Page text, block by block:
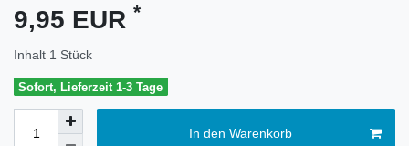
9,95 EUR *
Inhalt 1 Stück
Sofort, Lieferzeit 1-3 Tage
In den Warenkorb